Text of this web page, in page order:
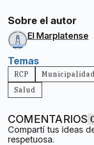
Sobre el autor
El Marplatense
Temas
RCP
Salud
COMENTARIOS
Compartí tus ideas
respetuosa.